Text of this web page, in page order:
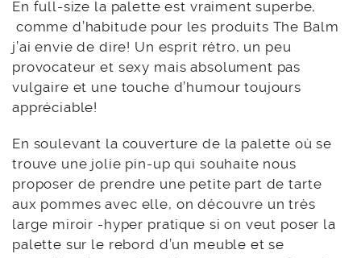
En full-size la palette est vraiment superbe,
comme d’habitude pour les produits The Balm
j’ai envie de dire! Un esprit rétro, un peu
provocateur et sexy mais absolument pas
vulgaire et une touche d’humour toujours
appréciable!
En soulevant la couverture de la palette où se
trouve une jolie pin-up qui souhaite nous
proposer de prendre une petite part de tarte
aux pommes avec elle, on découvre un très
large miroir -hyper pratique si on veut poser la
palette sur le rebord d’un meuble et se